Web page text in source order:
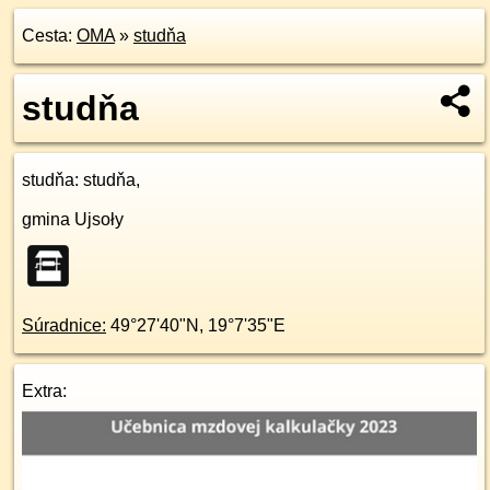
Cesta: OMA» studňa
studňa
studňa: studňa,
gmina Ujsoły
Súradnice: 49°27'40"N , 19°7'35"E
Extra: